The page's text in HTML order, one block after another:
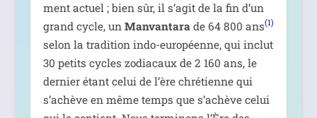
ment actuel ; bien sûr, il s’agit de la fin d’un
grand cycle, un Manvantarade 64 800 ans(1)
selon la tra­di­tion indo-euro­péenne, qui inclut
30 petits cycles zodia­caux de 2 160 ans, le
der­nier étant celui de l’ère chré­tienne qui
s’achève en même temps que s’achève celui